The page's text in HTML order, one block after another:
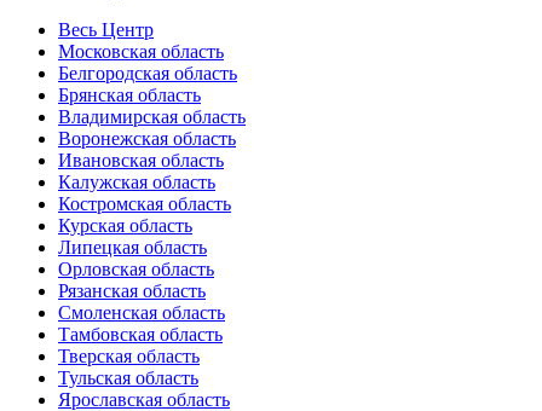
Весь Центр
Московская область
Белгородская область
Брянская область
Владимирская область
Воронежская область
Ивановская область
Калужская область
Костромская область
Курская область
Липецкая область
Орловская область
Рязанская область
Смоленская область
Тамбовская область
Тверская область
Тульская область
Ярославская область